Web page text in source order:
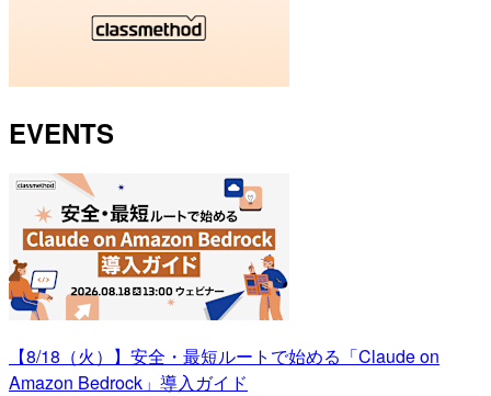
EVENTS
【8/18（火）】安全・最短ルートで始める「Claude on
Amazon Bedrock」導入ガイド